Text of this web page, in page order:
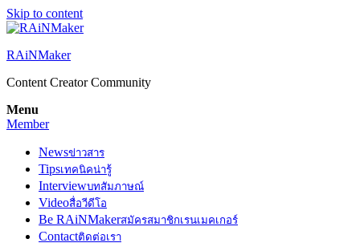
Skip to content
RAiNMaker
Content Creator Community
Menu
Member
Newsข่าวสาร
Tipsเทคนิคน่ารู้
Interviewบทสัมภาษณ์
Videoสื่อวีดีโอ
Be RAiNMakerสมัครสมาชิกเรนเมคเกอร์
Contactติดต่อเรา